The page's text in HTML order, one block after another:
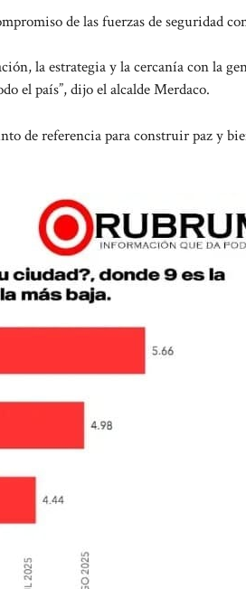
de las fuerzas de seguridad
la estrategia y la cercanía con la
el país”, dijo el alcalde Merdaco.
de referencia para construir paz y